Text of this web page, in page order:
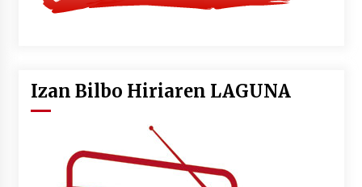
Izan Bilbo Hiriaren LAGUNA